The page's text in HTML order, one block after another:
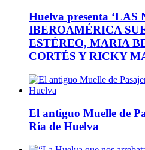
Huelva presenta
IBEROAMÉRICA
ESTÉREO, MARIA
CORTÉS Y RICKY
El antiguo Muelle de
Ría de Huelva